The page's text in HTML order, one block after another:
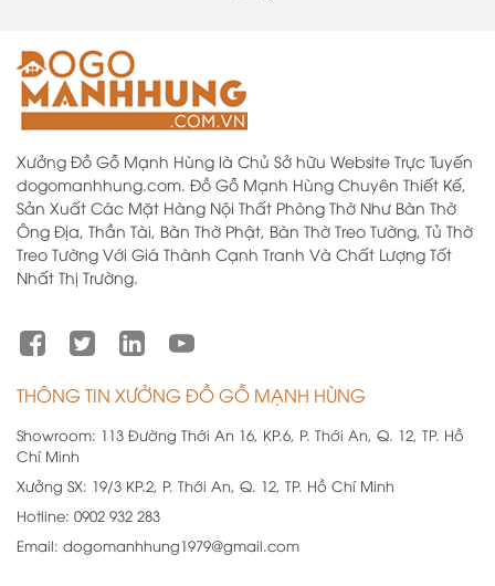
Xưởng Đồ Gỗ Mạnh Hùng là Chủ Sở hữu Website Trực Tuyến
dogomanhhung.com. Đồ Gỗ Mạnh Hùng Chuyên Thiết Kế,
Sản Xuất Các Mặt Hàng Nội Thất Phòng Thờ Như Bàn Thờ
Ông Địa, Thần Tài, Bàn Thờ Phật, Bàn Thờ Treo Tường, Tủ Thờ
Treo Tường Với Giá Thành Cạnh Tranh Và Chất Lượng Tốt
Nhất Thị Trường.
THÔNG TIN XƯỞNG ĐỒ GỖ MẠNH HÙNG
Showroom: 113 Đường Thới An 16, KP.6, P. Thới An, Q. 12, TP. Hồ
Chí Minh
Xưởng SX: 19/3 KP.2, P. Thới An, Q. 12, TP. Hồ Chí Minh
Hotline: 0902 932 283
Email: dogomanhhung1979@gmail.com